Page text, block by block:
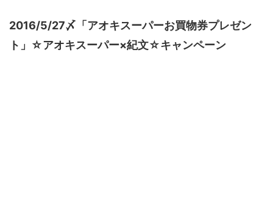
2016/5/27〆「アオキスーパーお買物券プレゼン
ト」☆アオキスーパー×紀文☆キャンペーン